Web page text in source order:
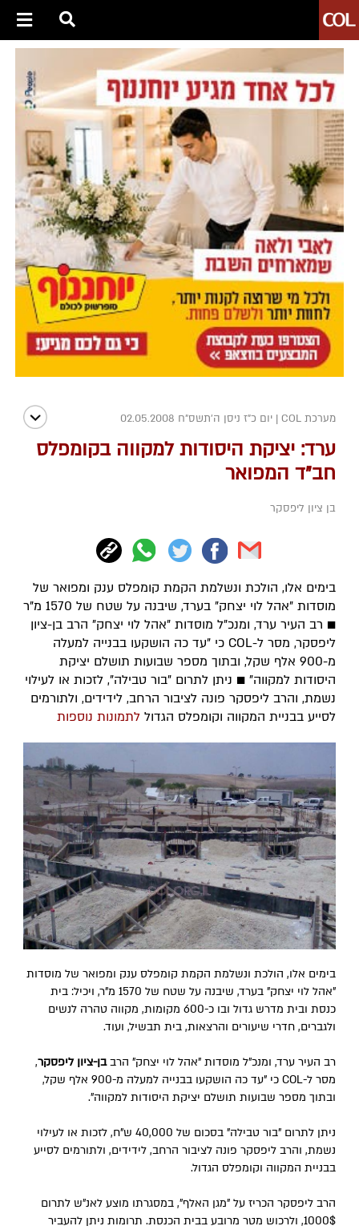
מערכת COL | יום כ"ז ניסן ה׳תשס״ח 02.05.2008
ערד: יציקת היסודות למקווה בקומפלס
חב"ד המפואר
בן ציון ליפסקר
בימים אלו, הולכת ונשלמת הקמת קומפלס ענק ומפואר של
מוסדות "אהל לוי יצחק" בערד, שיבנה על שטח של 1570 מ"ר
■ רב העיר ערד, ומנכ"ל מוסדות "אהל לוי יצחק" הרב בן-ציון
ליפסקר, מסר ל-COL כי "עד כה הושקעו בבנייה למעלה
מ-900 אלף שקל, ובתוך מספר שבועות תושלם יציקת
היסודות למקווה" ■ ניתן לתרום "בור טבילה", לזכות או לעילוי
נשמת, והרב ליפסקר פונה לציבור הרחב, לידידים, ולתורמים
לסייע בבניית המקווה וקומפלס הגדול לתמונות נוספות
בימים אלו, הולכת ונשלמת הקמת קומפלס ענק ומפואר של מוסדות
"אהל לוי יצחק" בערד, שיבנה על שטח של 1570 מ"ר, ויכיל: בית
כנסת ובית מדרש גדול ובו כ-600 מקומות, מקווה טהרה לנשים
ולגברים, חדרי שיעורים והרצאות, בית תבשיל, ועוד.
רב העיר ערד, ומנכ"ל מוסדות "אהל לוי יצחק" הרבבן-ציון ליפסקר,
מסר ל-COL כי "עד כה הושקעו בבנייה למעלה מ-900 אלף שקל,
ובתוך מספר שבועות תושלם יציקת היסודות למקווה".
ניתן לתרום "בור טבילה" בסכום של 40,000 ש"ח, לזכות או לעילוי
נשמת, והרב ליפסקר פונה לציבור הרחב, לידידים, ולתורמים לסייע
בבניית המקווה וקומפלס הגדול.
הרב ליפסקר הכריז על "מגן האלף", במסגרתו מוצע לאנ"ש לתרום
1000$, ולרכוש מטר מרובע בבית הכנסת. תרומות ניתן להעביר